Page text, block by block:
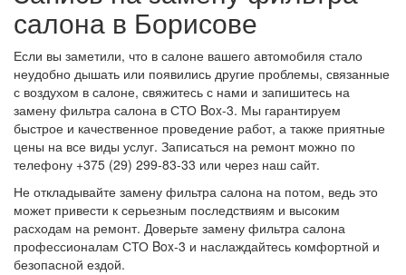
салона в Борисове
Если вы заметили, что в салоне вашего автомобиля стало
неудобно дышать или появились другие проблемы, связанные
с воздухом в салоне, свяжитесь с нами и запишитесь на
замену фильтра салона в СТО Box-3. Мы гарантируем
быстрое и качественное проведение работ, а также приятные
цены на все виды услуг. Записаться на ремонт можно по
телефону +375 (29) 299-83-33 или через наш сайт.
Не откладывайте замену фильтра салона на потом, ведь это
может привести к серьезным последствиям и высоким
расходам на ремонт. Доверьте замену фильтра салона
профессионалам СТО Box-3 и наслаждайтесь комфортной и
безопасной ездой.